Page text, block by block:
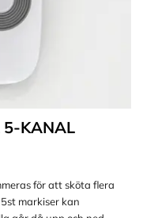
5-KANAL
för att sköta flera
markiser kan